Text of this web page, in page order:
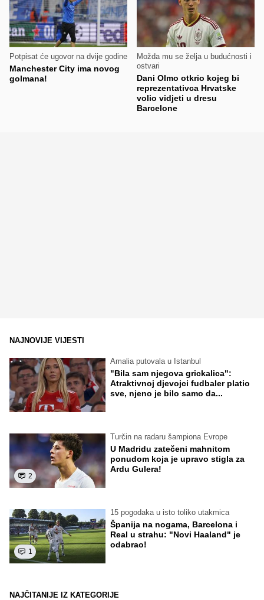
Potpisat će ugovor na dvije godine
Manchester City ima novog
golmana!
Možda mu se želja u budućnosti i
ostvari
Dani Olmo otkrio kojeg bi
reprezentativca Hrvatske
volio vidjeti u dresu
Barcelone
NAJNOVIJE VIJESTI
Amalia putovala u Istanbul
"Bila sam njegova grickalica":
Atraktivnoj djevojci fudbaler platio
sve, njeno je bilo samo da...
2
Turčin na radaru šampiona Evrope
U Madridu zatečeni mahnitom
ponudom koja je upravo stigla za
Ardu Gulera!
1
15 pogodaka u isto toliko utakmica
Španija na nogama, Barcelona i
Real u strahu: "Novi Haaland" je
odabrao!
NAJČITANIJE IZ KATEGORIJE